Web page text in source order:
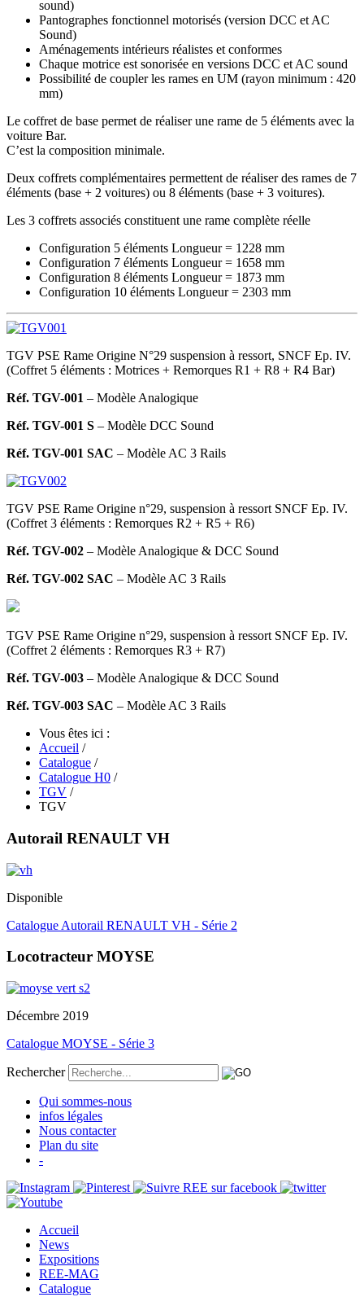
sound)
Pantographes fonctionnel motorisés (version DCC et AC
Sound)
Aménagements intérieurs réalistes et conformes
Chaque motrice est sonorisée en versions DCC et AC sound
Possibilité de coupler les rames en UM (rayon minimum : 420
mm)
Le coffret de base permet de réaliser une rame de 5 éléments avec la
voiture Bar.
C’est la composition minimale.
Deux coffrets complémentaires permettent de réaliser des rames de 7
éléments (base + 2 voitures) ou 8 éléments (base + 3 voitures).
Les 3 coffrets associés constituent une rame complète réelle
Configuration 5 éléments Longueur = 1228 mm
Configuration 7 éléments Longueur = 1658 mm
Configuration 8 éléments Longueur = 1873 mm
Configuration 10 éléments Longueur = 2303 mm
TGV PSE Rame Origine N°29 suspension à ressort, SNCF Ep. IV.
(Coffret 5 éléments : Motrices + Remorques R1 + R8 + R4 Bar)
Réf. TGV-001 – Modèle Analogique
Réf. TGV-001 S – Modèle DCC Sound
Réf. TGV-001 SAC – Modèle AC 3 Rails
TGV PSE Rame Origine n°29, suspension à ressort SNCF Ep. IV.
(Coffret 3 éléments : Remorques R2 + R5 + R6)
Réf. TGV-002 – Modèle Analogique & DCC Sound
Réf. TGV-002 SAC – Modèle AC 3 Rails
TGV PSE Rame Origine n°29, suspension à ressort SNCF Ep. IV.
(Coffret 2 éléments : Remorques R3 + R7)
Réf. TGV-003 – Modèle Analogique & DCC Sound
Réf. TGV-003 SAC – Modèle AC 3 Rails
Vous êtes ici :
Accueil /
Catalogue /
Catalogue H0 /
TGV /
TGV
Autorail RENAULT VH
Disponible
Catalogue Autorail RENAULT VH - Série 2
Locotracteur MOYSE
Décembre 2019
Catalogue MOYSE - Série 3
Rechercher
Qui sommes-nous
infos légales
Nous contacter
Plan du site
-
Accueil
News
Expositions
REE-MAG
Catalogue